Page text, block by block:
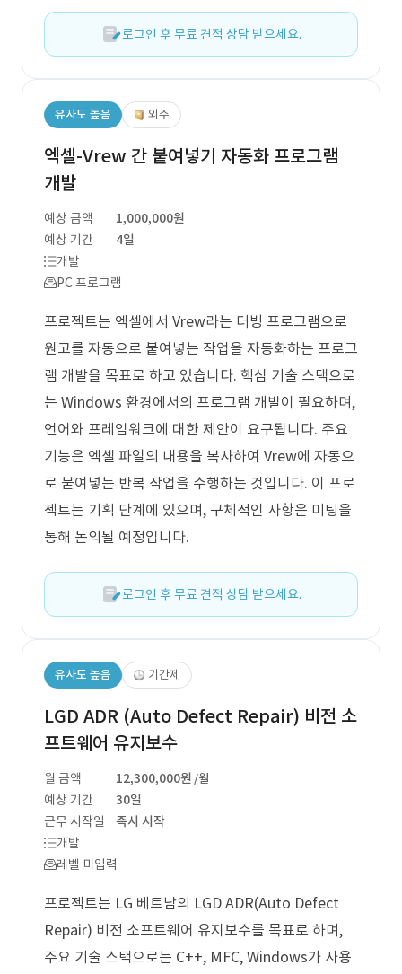
로그인 후 무료 견적 상담 받으세요.
유사도 높음 외주
엑셀-Vrew 간 붙여넣기 자동화 프로그램
개발
예상 금액
1,000,000원
예상 기간
4일
개발
PC 프로그램
프로젝트는 엑셀에서 Vrew라는 더빙 프로그램으로
원고를 자동으로 붙여넣는 작업을 자동화하는 프로그
램 개발을 목표로 하고 있습니다. 핵심 기술 스택으로
는 Windows 환경에서의 프로그램 개발이 필요하며,
언어와 프레임워크에 대한 제안이 요구됩니다. 주요
기능은 엑셀 파일의 내용을 복사하여 Vrew에 자동으
로 붙여넣는 반복 작업을 수행하는 것입니다. 이 프로
젝트는 기획 단계에 있으며, 구체적인 사항은 미팅을
통해 논의될 예정입니다.
로그인 후 무료 견적 상담 받으세요.
유사도 높음 기간제
LGD ADR (Auto Defect Repair) 비전 소
프트웨어 유지보수
월 금액 12,300,000원 /월
예상 기간
30일
근무 시작일
즉시 시작
개발
레벨 미입력
프로젝트는 LG 베트남의 LGD ADR(Auto Defect
Repair) 비전 소프트웨어 유지보수를 목표로 하며,
주요 기술 스택으로는 C++, MFC, Windows가 사용